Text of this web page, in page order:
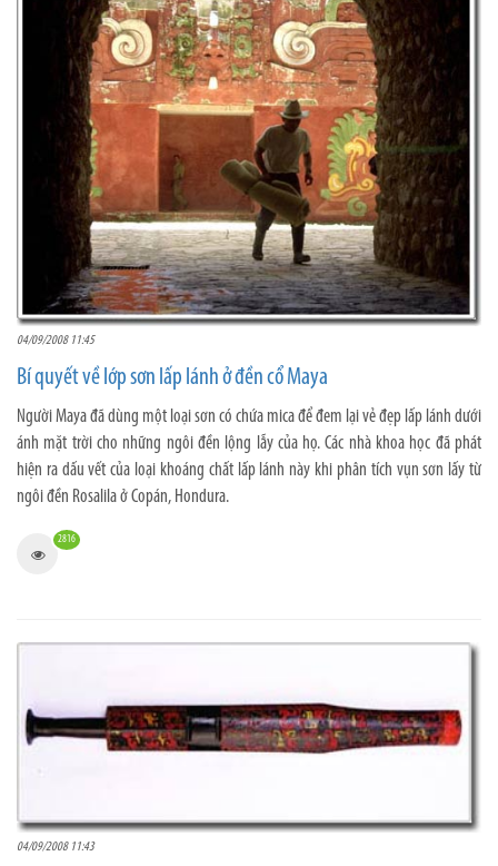
04/09/2008 11:45
Bí quyết về lớp sơn lấp lánh ở đền cổ Maya
Người Maya đã dùng một loại sơn có chứa mica để đem lại vẻ đẹp lấp lánh dưới
ánh mặt trời cho những ngôi đền lộng lẫy của họ. Các nhà khoa học đã phát
hiện ra dấu vết của loại khoáng chất lấp lánh này khi phân tích vụn sơn lấy từ
ngôi đền Rosalila ở Copán, Hondura.
2816
04/09/2008 11:43